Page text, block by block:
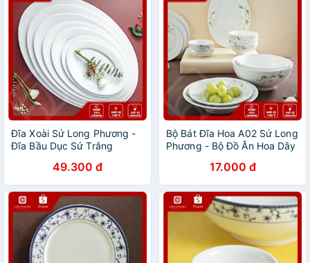
Đĩa Xoài Sứ Long Phương -
Đĩa Bầu Dục Sứ Trắng
49.300 đ
Bộ Bát Đĩa Hoa A02 Sứ Long
Phương - Bộ Đồ Ăn Hoa Dây
17.000 đ